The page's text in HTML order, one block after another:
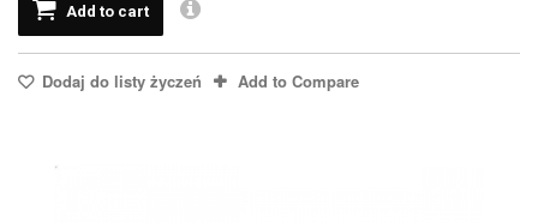
Add to cart
Dodaj do listy życzeń Add to Compare